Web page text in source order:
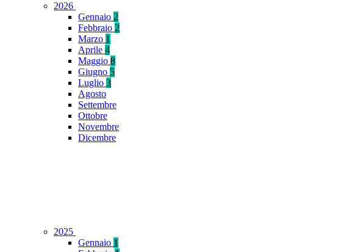
2026
Gennaio 2
Febbraio 2
Marzo 1
Aprile 4
Maggio 8
Giugno 5
Luglio 3
Agosto
Settembre
Ottobre
Novembre
Dicembre
2025
Gennaio 1